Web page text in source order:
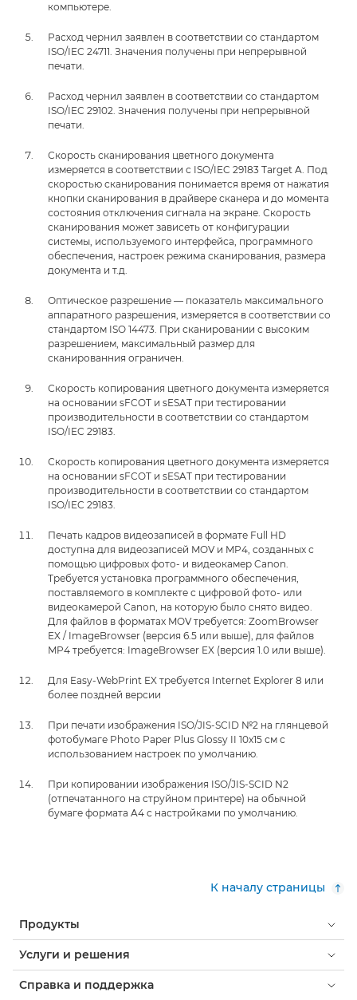
компьютере.
Расход чернил заявлен в соответствии со стандартом
ISO/IEC 24711. Значения получены при непрерывной
печати.
Расход чернил заявлен в соответствии со стандартом
ISO/IEC 29102. Значения получены при непрерывной
печати.
Скорость сканирования цветного документа
измеряется в соответствии с ISO/IEC 29183 Target A. Под
скоростью сканирования понимается время от нажатия
кнопки сканирования в драйвере сканера и до момента
состояния отключения сигнала на экране. Скорость
сканирования может зависеть от конфигурации
системы, используемого интерфейса, программного
обеспечения, настроек режима сканирования, размера
документа и т.д.
Оптическое разрешение — показатель максимального
аппаратного разрешения, измеряется в соответствии со
стандартом ISO 14473. При сканировании с высоким
разрешением, максимальный размер для
сканированния ограничен.
Скорость копирования цветного документа измеряется
на основании sFCOT и sESAT при тестировании
производительности в соответствии со стандартом
ISO/IEC 29183.
Скорость копирования цветного документа измеряется
на основании sFCOT и sESAT при тестировании
производительности в соответствии со стандартом
ISO/IEC 29183.
Печать кадров видеозаписей в формате Full HD
доступна для видеозаписей MOV и MP4, созданных с
помощью цифровых фото- и видеокамер Canon.
Требуется установка программного обеспечения,
поставляемого в комплекте с цифровой фото- или
видеокамерой Canon, на которую было снято видео.
Для файлов в форматах MOV требуется: ZoomBrowser
EX / ImageBrowser (версия 6.5 или выше), для файлов
MP4 требуется: ImageBrowser EX (версия 1.0 или выше).
Для Easy-WebPrint EX требуется Internet Explorer 8 или
более поздней версии
При печати изображения ISO/JIS-SCID №2 на глянцевой
фотобумаге Photo Paper Plus Glossy II 10x15 см с
использованием настроек по умолчанию.
При копировании изображения ISO/JIS-SCID N2
(отпечатанного на струйном принтере) на обычной
бумаге формата A4 с настройками по умолчанию.
К началу страницы
Продукты
Услуги и решения
Справка и поддержка